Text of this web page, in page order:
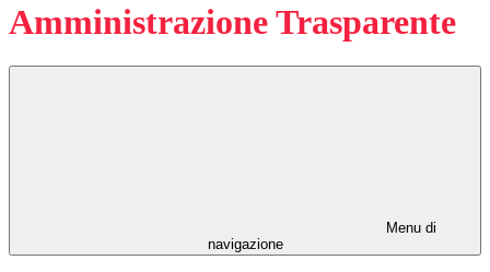
Amministrazione Trasparente
Menu di
navigazione